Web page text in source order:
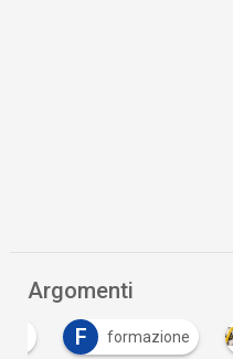
Argomenti
formazione